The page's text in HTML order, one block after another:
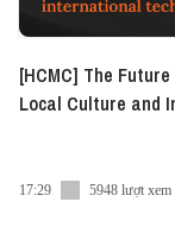
[HCMC] The
Local Culture and
17:29 5948 lượt xem